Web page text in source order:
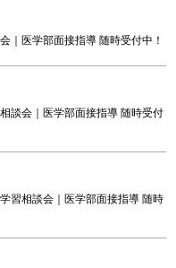
｜医学部面接指導 随時受付中！
談会｜医学部面接指導 随時受付
習相談会｜医学部面接指導 随時